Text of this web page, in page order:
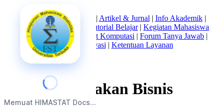
Memuat HIMASTAT Docs...
Beranda|Tentang Kami | Artikel & Jurnal | Info Akademik|
Mata Kuliah Statistika
Tutorial Belajar| Kegiatan Mahasiswa
Struktur Himpunan Alat Komputasi | Forum Tanya Jawab |
Kebijakan Privasi | Ketentuan Layanan
Studi Kelayakan Bisnis